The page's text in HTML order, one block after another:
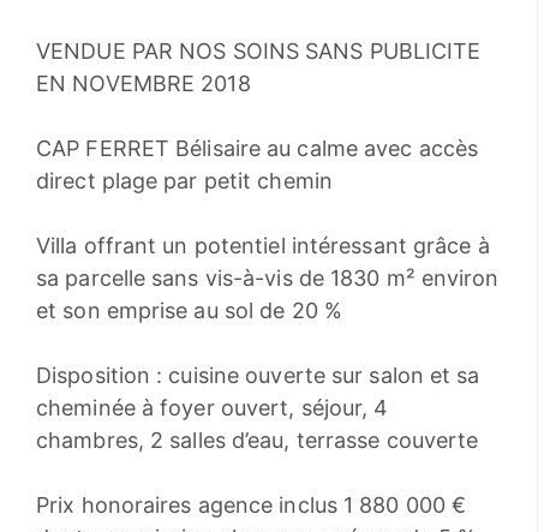
VENDUE PAR NOS SOINS SANS PUBLICITE
EN NOVEMBRE 2018
CAP FERRET Bélisaire au calme avec accès
direct plage par petit chemin
Villa offrant un potentiel intéressant grâce à
sa parcelle sans vis-à-vis de 1830 m² environ
et son emprise au sol de 20 %
Disposition : cuisine ouverte sur salon et sa
cheminée à foyer ouvert, séjour, 4
chambres, 2 salles d’eau, terrasse couverte
Prix honoraires agence inclus 1 880 000 €